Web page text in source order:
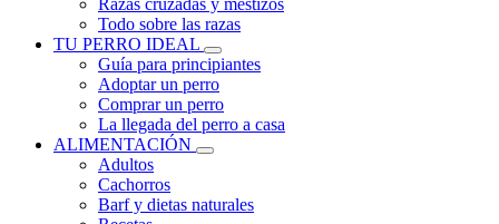
Razas cruzadas y mestizos
Todo sobre las razas
TU PERRO IDEAL
Guía para principiantes
Adoptar un perro
Comprar un perro
La llegada del perro a casa
ALIMENTACIÓN
Adultos
Cachorros
Barf y dietas naturales